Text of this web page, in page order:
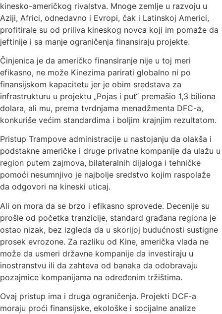
kinesko-američkog rivalstva. Mnoge zemlje u razvoju u
Aziji, Africi, odnedavno i Evropi, čak i Latinskoj Americi,
profitirale su od priliva kineskog novca koji im pomaže da
jeftinije i sa manje ograničenja finansiraju projekte.
Činjenica je da američko finansiranje nije u toj meri
efikasno, ne može Kinezima parirati globalno ni po
finansijskom kapacitetu jer je obim sredstava za
infrastrukturu u projektu „Pojas i put“ premašio 1,3 biliona
dolara, ali mu, prema tvrdnjama menadžmenta DFC-a,
konkuriše većim standardima i boljim krajnjim rezultatom.
Pristup Trampove administracije u nastojanju da olakša i
podstakne američke i druge privatne kompanije da ulažu u
region putem zajmova, bilateralnih dijaloga i tehničke
pomoći nesumnjivo je najbolje sredstvo kojim raspolaže
da odgovori na kineski uticaj.
Ali on mora da se brzo i efikasno sprovede. Decenije su
prošle od početka tranzicije, standard građana regiona je
ostao nizak, bez izgleda da u skorijoj budućnosti sustigne
prosek evrozone. Za razliku od Kine, američka vlada ne
može da usmeri državne kompanije da investiraju u
inostranstvu ili da zahteva od banaka da odobravaju
pozajmice kompanijama na određenim tržištima.
Ovaj pristup ima i druga ograničenja. Projekti DCF-a
moraju proći finansijske, ekološke i socijalne analize